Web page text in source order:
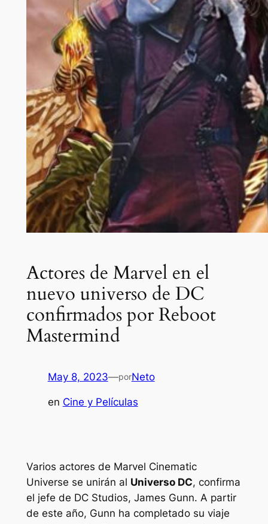
Actores de Marvel en el
nuevo universo de DC
confirmados por Reboot
Mastermind
May 8, 2023—porNeto
en Cine y Películas
Varios actores de Marvel Cinematic
Universe se unirán al Universo DC, confirma
el jefe de DC Studios, James Gunn. A partir
de este año, Gunn ha completado su viaje